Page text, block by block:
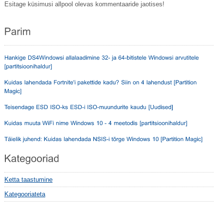
Esitage küsimusi allpool olevas kommentaaride jaotises!
Ketta taastumine
Kategooriateta